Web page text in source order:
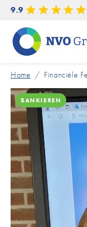
9.9
Home / Financiële
BANKIEREN